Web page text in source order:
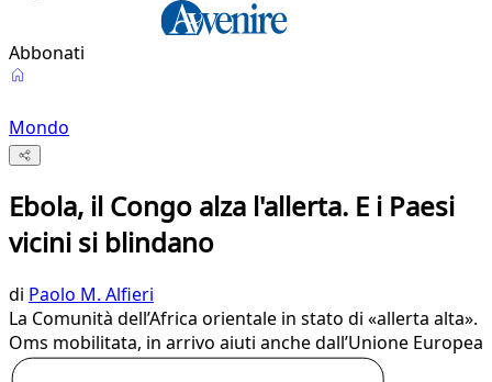
Abbonati
Mondo
Ebola, il Congo alza l'allerta. E i Paesi
vicini si blindano
di Paolo M. Alfieri
La Comunità dell’Africa orientale in stato di «allerta alta».
Oms mobilitata, in arrivo aiuti anche dall’Unione Europea